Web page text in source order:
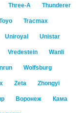
Three-A Thunderer
Tracmax
Uniroyal Unistar
Vredestein Wanli
Wolfsburg
Zeta Zhongyi
Воронеж Кама